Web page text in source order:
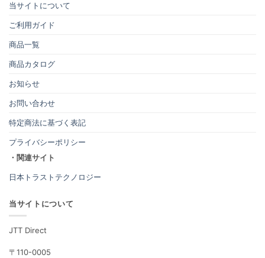
当サイトについて
ご利用ガイド
商品一覧
商品カタログ
お知らせ
お問い合わせ
特定商法に基づく表記
プライバシーポリシー
・関連サイト
日本トラストテクノロジー
当サイトについて
JTT Direct
〒110-0005